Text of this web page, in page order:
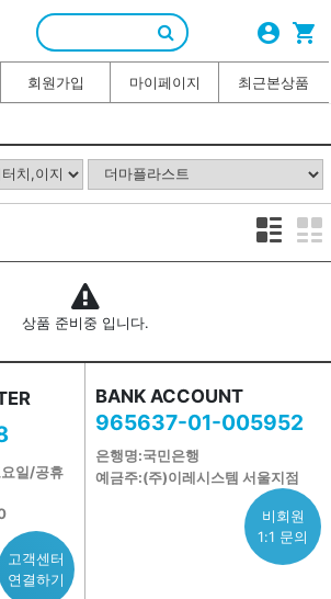
account_circle shopping_cart
회원가입 마이페이지 최근본상품
상품 준비중 입니다.
일/공휴
고객센터
연결하기
BANK ACCOUNT
965637-01-005952
은행명:국민은행
예금주:(주)이레시스템 서울지점
비회원
1:1 문의